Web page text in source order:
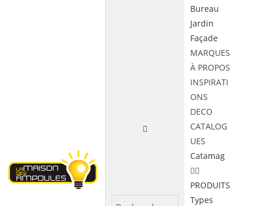
Bureau
Jardin
Façade
MARQUES
À PROPOS
INSPIRATI
ONS
DECO
CATALOG
UES
Catamag
PRODUITS
Types